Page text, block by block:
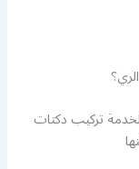
تركيب دكتات